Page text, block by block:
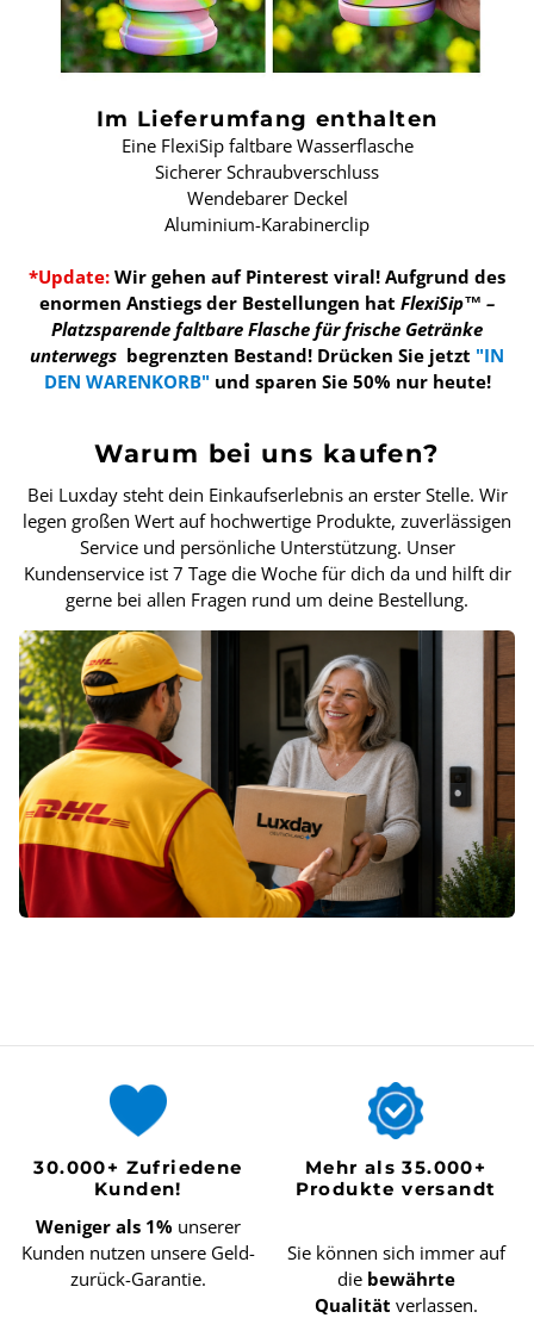
Im Lieferumfang enthalten
Eine FlexiSip faltbare Wasserflasche
Sicherer Schraubverschluss
Wendebarer Deckel
Aluminium-Karabinerclip
*Update: Wir gehen auf Pinterest viral! Aufgrund des
enormen Anstiegs der Bestellungen hat FlexiSip™ –
Platzsparende faltbare Flasche für frische Getränke
unterwegs begrenzten Bestand! Drücken Sie jetzt "IN
DEN WARENKORB" und sparen Sie 50% nur heute!
Warum bei uns kaufen?
Bei Luxday steht dein Einkaufserlebnis an erster Stelle. Wir
legen großen Wert auf hochwertige Produkte, zuverlässigen
Service und persönliche Unterstützung. Unser
Kundenservice ist 7 Tage die Woche für dich da und hilft dir
gerne bei allen Fragen rund um deine Bestellung.
30.000+ Zufriedene
Kunden!
Weniger als 1% unserer
Kunden nutzen unsere Geld-
zurück-Garantie.
Mehr als 35.000+
Produkte versandt
Sie können sich immer auf
die bewährte
Qualität verlassen.